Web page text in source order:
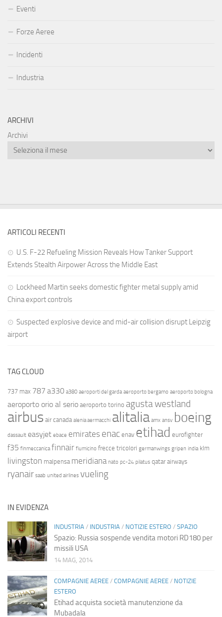
Eventi
Forze Aeree
Incidenti
Industria
ARCHIVI
Archivi
ARTICOLI RECENTI
U.S. F-22 Refueling Mission Reveals How Tanker Support
Extends Stealth Airpower Across the Middle East
Lockheed Martin seeks domestic fighter metal supply amid
China export controls
Suspected explosive device and mid-air collision disrupt Leipzig
airport
TAG CLOUD
737 max 787 a330 a380 aeroporti del garda aeroporto bergamo aeroporto bologna
aeroporto orio al serio aeroporto torino agusta westland
airbus air canada alenia aermacchi alitalia amx ansv boeing
dassault easyjet ebace emirates enac enav etihad eurofighter
f35 finmeccanica finnair fiumicino frecce tricolori germanwings gripen india klm
livingston malpensa meridiana nato pc-24 pilatus qatar airways
ryanair saab united airlines vueling
IN EVIDENZA
INDUSTRIA / INDUSTRIA / NOTIZIE ESTERO / SPAZIO
Spazio: Russia sospende vendita motori RD180 per
missili USA
14 MAG, 2014
COMPAGNIE AEREE / COMPAGNIE AEREE / NOTIZIE
ESTERO
Etihad acquista società manutenzione da
Mubadala